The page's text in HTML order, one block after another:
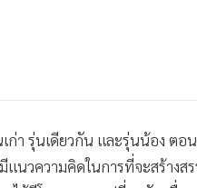
ก่า รุ่นเดียวกัน และรุ่นน้อง ตอ
นวความคิดในการที่จะสร้างส